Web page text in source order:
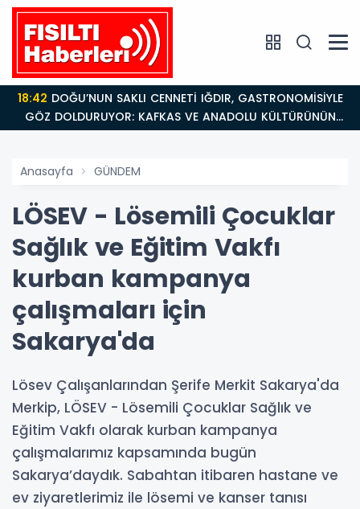
18:42
GÖZ DOLDURUYOR: KAFKAS VE ANADOLU KÜLTÜRÜNÜN
BULUŞMA NOKTASI
Anasayfa GÜNDEM
LÖSEV - Lösemili Çocuklar
Sağlık ve Eğitim Vakfı
kurban kampanya
çalışmaları için
Sakarya'da
Lösev Çalışanlarından Şerife Merkit Sakarya'da
Merkip, LÖSEV - Lösemili Çocuklar Sağlık ve
Eğitim Vakfı olarak kurban kampanya
çalışmalarımız kapsamında bugün
Sakarya’daydık. Sabahtan itibaren hastane ve
ev ziyaretlerimiz ile lösemi ve kanser tanısı